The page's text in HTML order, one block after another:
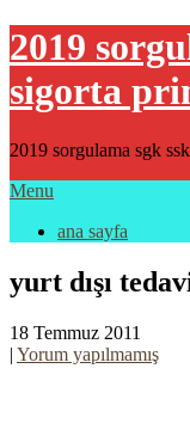
2019
sigorta
2019 sorgulama sgk
Menu
ana sayfa
yurt dışı
18 Temmuz 2011
| Yorum yapılmamış